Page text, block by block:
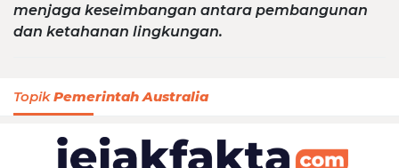
menjaga keseimbangan antara pembangunan
dan ketahanan lingkungan.
TopikPemerintah Australia